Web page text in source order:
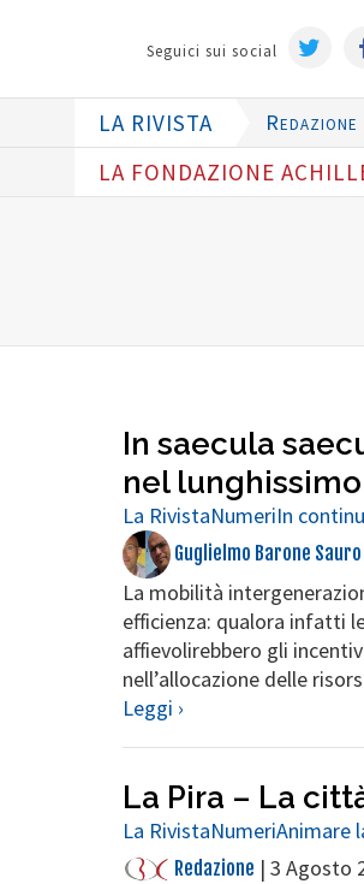
Seguici sui social
LA RIVISTA Redazione
LA FONDAZIONE
In saecula
nel
La RivistaNumeriIn
Guglielmo Barone
La mobilità
efficienza: qualora infatti
affievolirebbero gli
nell’allocazione delle
Leggi ›
La Pira – La
La RivistaNumeriAnimare
Redazione | 3 Agosto